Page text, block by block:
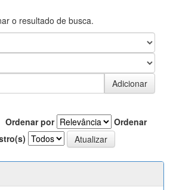
o resultado de busca.
Ordenar por
Ordenar